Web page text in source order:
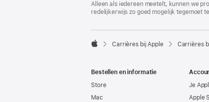
Alleen als iedereen meetelt, kunnen we
redelijkerwijs zo goed mogelijk tegemoet

Carrières bij Apple Carrières
Bestellen en informatie
Store
Mac
Je
Apple